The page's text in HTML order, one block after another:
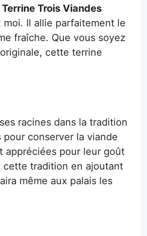
Terrine Trois Viandes
Il allie parfaitement le
fraîche. Que vous soyez
cette terrine
racines dans la tradition
conserver la viande
appréciées pour leur goût
cette tradition en ajoutant
même aux palais les